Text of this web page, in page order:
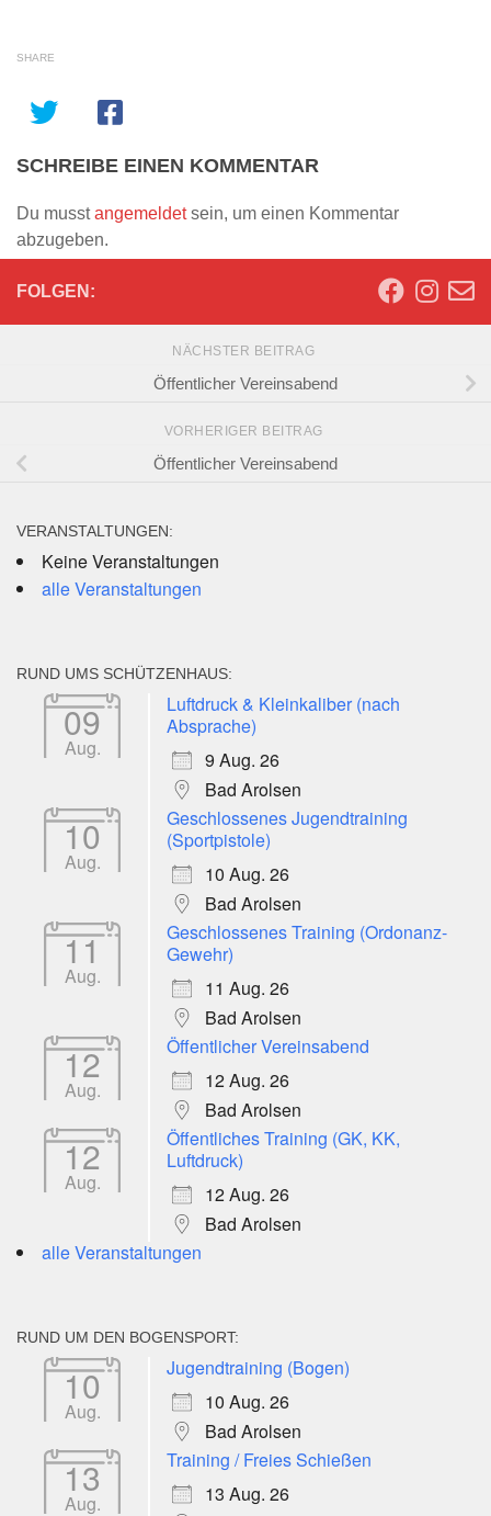
SHARE
SCHREIBE EINEN KOMMENTAR
Du musstangemeldetsein, um einen Kommentar
abzugeben.
FOLGEN:
NÄCHSTER BEITRAG
Öffentlicher Vereinsabend
VORHERIGER BEITRAG
Öffentlicher Vereinsabend
VERANSTALTUNGEN:
Keine Veranstaltungen
alle Veranstaltungen
RUND UMS SCHÜTZENHAUS:
09
Aug.
Luftdruck & Kleinkaliber (nach
Absprache)
9 Aug. 26
Bad Arolsen
10
Aug.
Geschlossenes Jugendtraining
(Sportpistole)
10 Aug. 26
Bad Arolsen
11
Aug.
Geschlossenes Training (Ordonanz-
Gewehr)
11 Aug. 26
Bad Arolsen
12
Aug.
Öffentlicher Vereinsabend
12 Aug. 26
Bad Arolsen
12
Aug.
Öffentliches Training (GK, KK,
Luftdruck)
12 Aug. 26
Bad Arolsen
alle Veranstaltungen
RUND UM DEN BOGENSPORT:
10
Aug.
Jugendtraining (Bogen)
10 Aug. 26
Bad Arolsen
13
Aug.
Training / Freies Schießen
13 Aug. 26